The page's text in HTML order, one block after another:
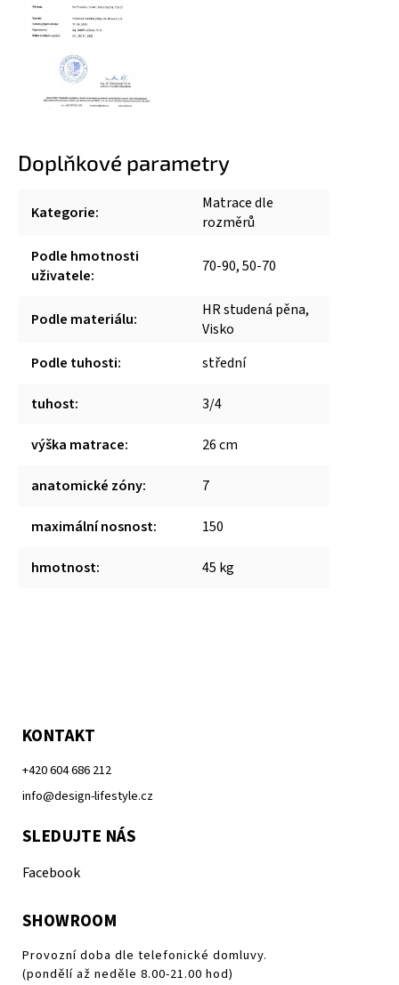
Doplňkové parametry
Kategorie:
Matrace dle
rozměrů
Podle hmotnosti
uživatele: 70-90, 50-70
Podle materiálu:
HR studená pěna,
Visko
Podle tuhosti: střední
tuhost: 3/4
výška matrace: 26 cm
anatomické zóny: 7
maximální nosnost: 150
hmotnost: 45 kg
KONTAKT
+420 604 686 212
info@design-lifestyle.cz
SLEDUJTE NÁS
Facebook
SHOWROOM
Provozní doba dle telefonické domluvy.
(pondělí až neděle 8.00-21.00 hod)